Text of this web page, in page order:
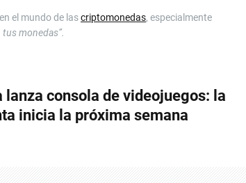
el mundo de lascriptomonedas, especialmente
monedas”.
lanza consola de videojuegos: la
inicia la próxima semana